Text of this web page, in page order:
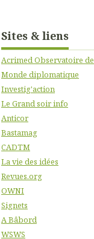
Sites & liens
Acrimed Observatoire
Monde diplomatique
Investig'action
Le Grand soir info
Anticor
Bastamag
CADTM
La vie des idées
Revues.org
OWNI
Signets
A Bâbord
WSWS